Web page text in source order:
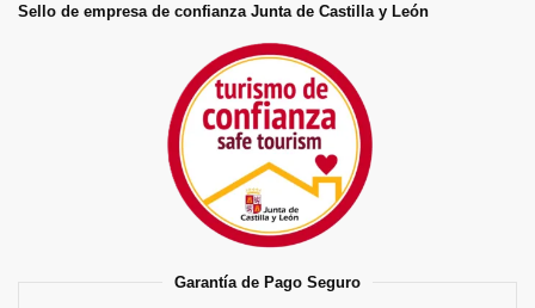
Sello de empresa de confianza Junta de Castilla y León
Garantía de Pago Seguro